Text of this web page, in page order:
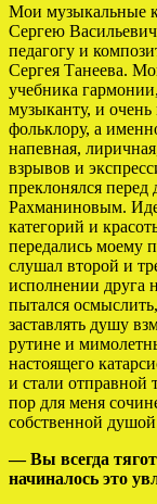
Мои музыкальные
Сергею
педагогу и
Сергея Танеева.
учебника
музыканту, и
фольклору, а
напевная,
взрывов и
преклонялся
Рахманиновым.
категорий и
передались моему
слушал второй и
исполнении друга
пытался
заставлять душу
рутине и
настоящего
и стали отправной
пор для меня
собственной
— Вы всегда
начиналось это